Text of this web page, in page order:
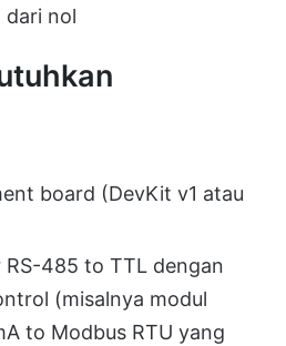
dari nol
board (DevKit v1 atau
485 to TTL dengan
(misalnya modul
to Modbus RTU yang